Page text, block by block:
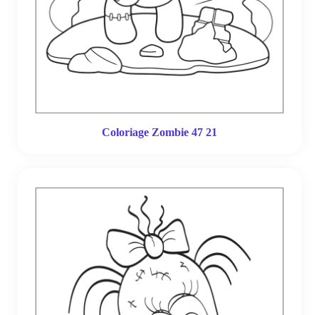
Coloriage Zombie 47 21